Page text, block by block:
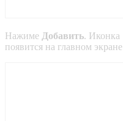
Нажиме Добавить. Иконка
появится на главном экране